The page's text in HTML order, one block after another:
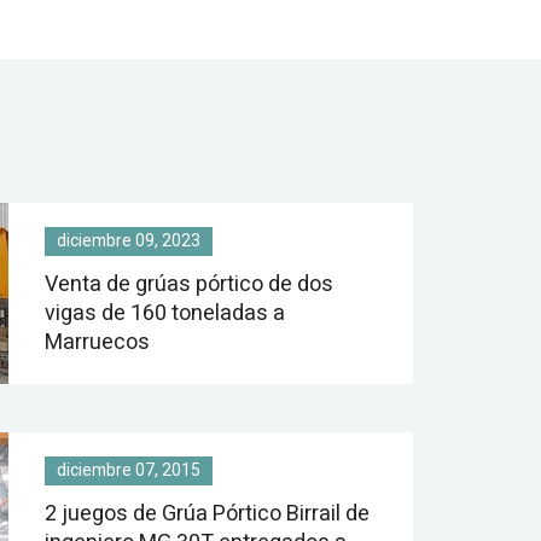
diciembre 09, 2023
Venta de grúas pórtico de dos
vigas de 160 toneladas a
Marruecos
diciembre 07, 2015
2 juegos de Grúa Pórtico Birrail de